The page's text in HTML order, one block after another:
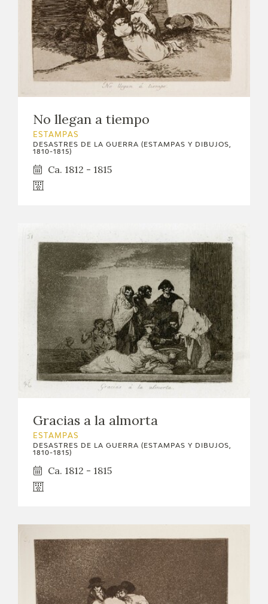
No llegan a tiempo
ESTAMPAS
DESASTRES DE LA GUERRA (ESTAMPAS Y DIBUJOS,
1810-1815)
Ca. 1812 - 1815
Gracias a la almorta
ESTAMPAS
DESASTRES DE LA GUERRA (ESTAMPAS Y DIBUJOS,
1810-1815)
Ca. 1812 - 1815